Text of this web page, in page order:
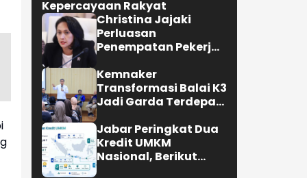
Menhan Sjafrie Tekankan
Disiplin Prajurit untuk Jaga
Kepercayaan Rakyat
Christina Jajaki
Perluasan
Penempatan Pekerja